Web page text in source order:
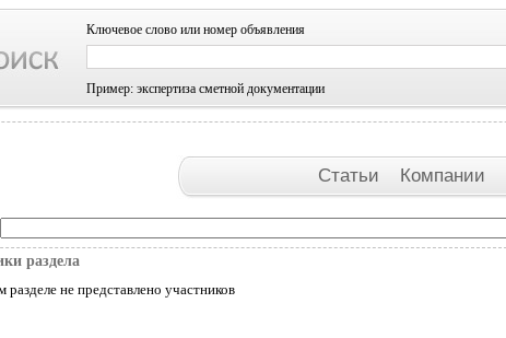
Ключевое слово или номер объявления
Пример: экспертиза сметной документации
Статьи Компании
раздела
разделе не представлено участников